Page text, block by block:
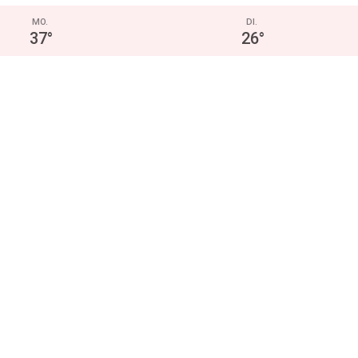
MO.
37°
DI.
26°